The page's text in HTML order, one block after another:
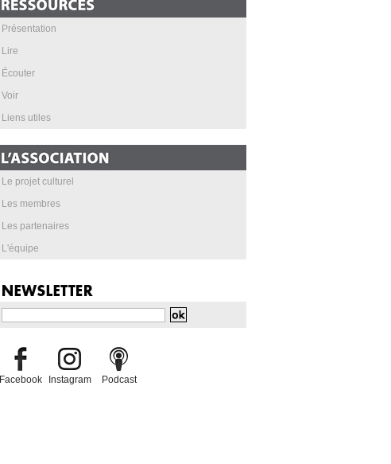
Présentation
Lire
Écouter
Voir
Liens utiles
Le projet culturel
Les membres
Les partenaires
L'équipe
Facebook Instagram Podcast